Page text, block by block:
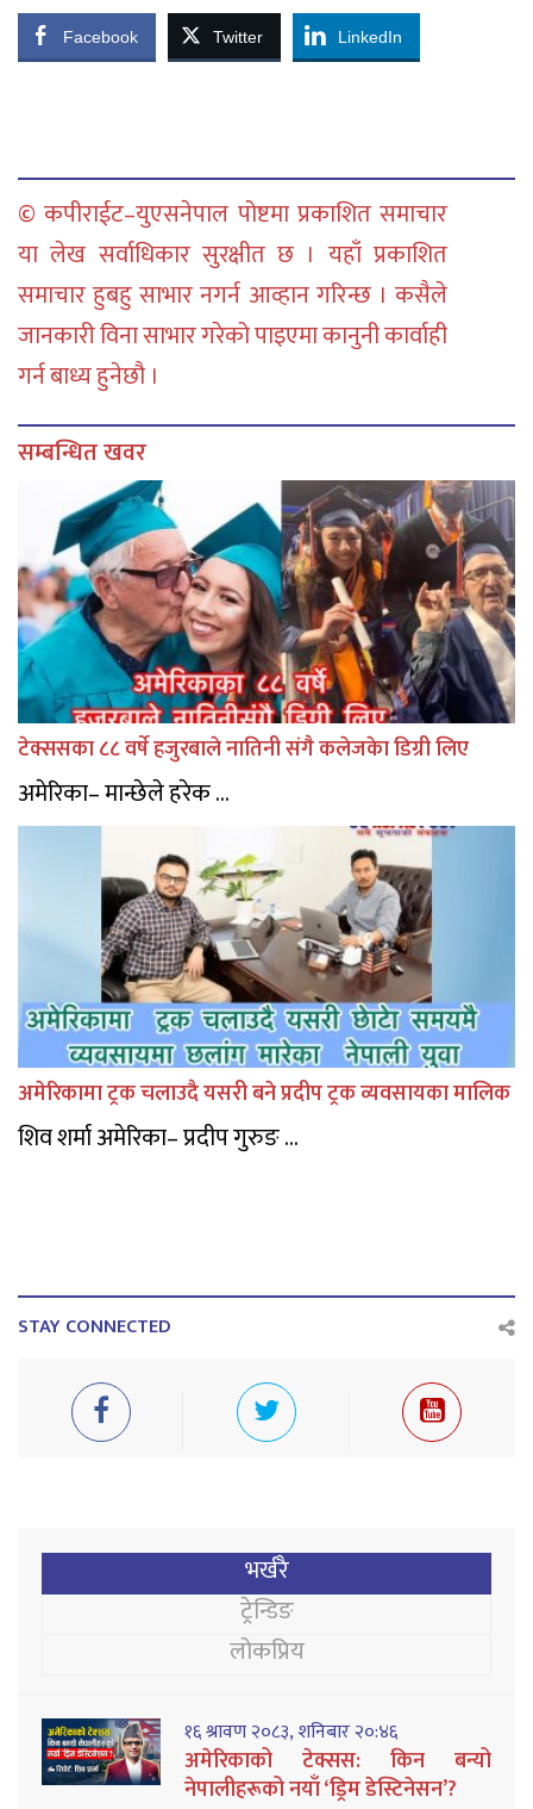
Facebook Twitter LinkedIn
© कपीराईट–युएसनेपाल पोष्टमा प्रकाशित समाचार
या लेख सर्वाधिकार सुरक्षीत छ । यहाँ प्रकाशित
समाचार हुबहु साभार नगर्न आव्हान गरिन्छ । कसैले
जानकारी विना साभार गरेको पाइएमा कानुनी कार्वाही
गर्न बाध्य हुनेछौ ।
सम्बन्धित खवर
टेक्ससका ८८ वर्षे हजुरबाले नातिनी संगै कलेजकेा डिग्री लिए
अमेरिका– मान्छेले हरेक ...
अमेरिकामा ट्रक चलाउदै यसरी बने प्रदीप ट्रक व्यवसायका मालिक
शिव शर्मा अमेरिका– प्रदीप गुरुङ ...
STAY CONNECTED
भर्खरै
ट्रेन्डिङ
लोकप्रिय
१६ श्रावण २०८३, शनिबार २०:४६
अमेरिकाको टेक्सस: किन बन्यो
नेपालीहरूको नयाँ ‘ड्रिम डेस्टिनेसन’?